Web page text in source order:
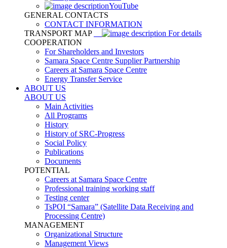
YouTube
GENERAL CONTACTS
CONTACT INFORMATION
TRANSPORT MAP
For details
COOPERATION
For Shareholders and Investors
Samara Space Centre Supplier Partnership
Careers at Samara Space Centre
Energy Transfer Service
ABOUT US
ABOUT US
Main Activities
All Programs
History
History of SRC-Progress
Social Policy
Publications
Documents
POTENTIAL
Careers at Samara Space Centre
Professional training working staff
Testing center
TsPOI “Samara” (Satellite Data Receiving and
Processing Centre)
MANAGEMENT
Organizational Structure
Management Views